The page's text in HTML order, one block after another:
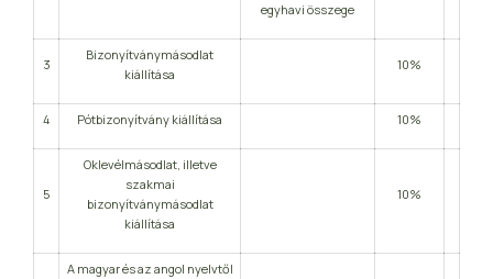
egyhavi összege
3
Bizonyítványmásodlat
kiállítása
10%
4 Pótbizonyítvány kiállítása 10%
5
Oklevélmásodlat, illetve
szakmai
bizonyítványmásodlat
kiállítása
10%
A magyar és az angol nyelvtől